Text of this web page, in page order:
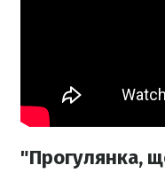
"Прогулянка,